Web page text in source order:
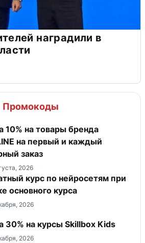
наградили в
Промокоды
10% на товары бренда
на первый и каждый
заказ
2026
курс по нейросетям при
основного курса
2026
30% на курсы Skillbox Kids
2026